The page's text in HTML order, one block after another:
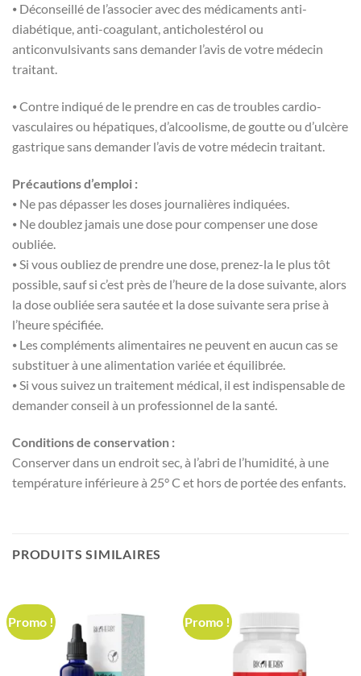
⦁ Déconseillé de l’associer avec des médicaments anti-
diabétique, anti-coagulant, anticholestérol ou
anticonvulsivants sans demander l’avis de votre médecin
traitant.
⦁ Contre indiqué de le prendre en cas de troubles cardio-
vasculaires ou hépatiques, d’alcoolisme, de goutte ou d’ulcère
gastrique sans demander l’avis de votre médecin traitant.
Précautions d’emploi :
⦁ Ne pas dépasser les doses journalières indiquées.
⦁ Ne doublez jamais une dose pour compenser une dose
oubliée.
⦁ Si vous oubliez de prendre une dose, prenez-la le plus tôt
possible, sauf si c’est près de l’heure de la dose suivante, alors
la dose oubliée sera sautée et la dose suivante sera prise à
l’heure spécifiée.
⦁ Les compléments alimentaires ne peuvent en aucun cas se
substituer à une alimentation variée et équilibrée.
⦁ Si vous suivez un traitement médical, il est indispensable de
demander conseil à un professionnel de la santé.
Conditions de conservation :
Conserver dans un endroit sec, à l’abri de l’humidité, à une
température inférieure à 25° C et hors de portée des enfants.
PRODUITS SIMILAIRES
Promo ! Promo !